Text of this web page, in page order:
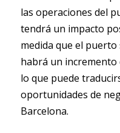
las operaciones del
tendrá un impacto
medida que el puerto
habrá un incremento
lo que puede
oportunidades de
Barcelona.